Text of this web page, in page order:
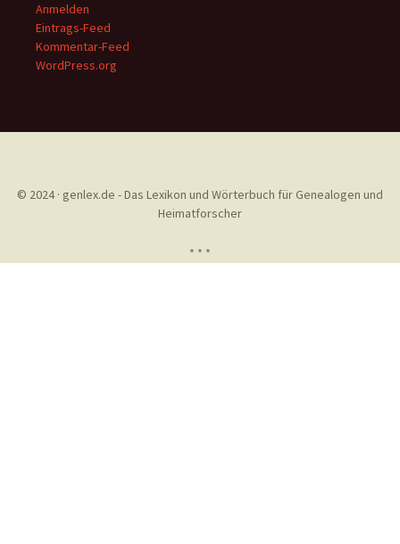
Anmelden
Eintrags-Feed
Kommentar-Feed
WordPress.org
© 2024 · genlex.de - Das Lexikon und Wörterbuch für Genealogen und
Heimatforscher
* * *